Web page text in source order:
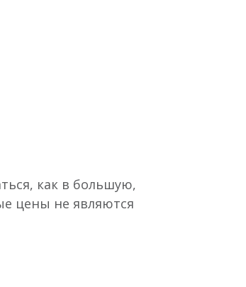
как в большую,
цены не являются